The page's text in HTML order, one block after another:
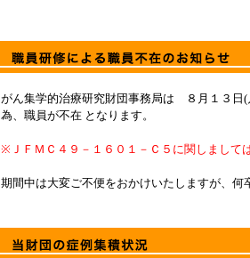
がん集学的治療研究財団事務局は ８月１３日
為、職員が不在 となります。
※ＪＦＭＣ４９－１６０１－Ｃ５に関しまして
期間中は大変ご不便をおかけいたしますが、